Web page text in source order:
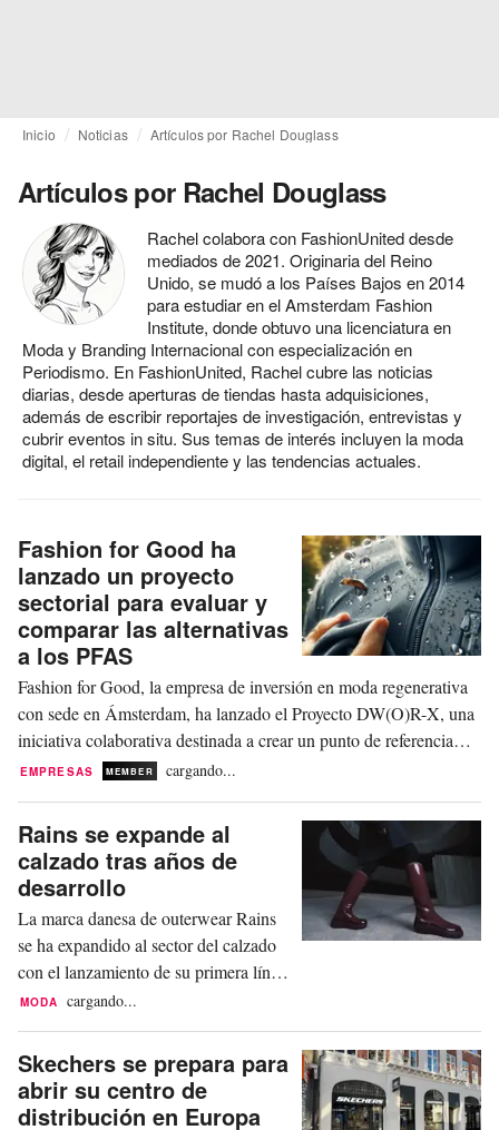
Inicio Noticias Artículos por Rachel Douglass
Artículos por Rachel Douglass
Rachel colabora con FashionUnited desde
mediados de 2021. Originaria del Reino
Unido, se mudó a los Países Bajos en 2014
para estudiar en el Amsterdam Fashion
Institute, donde obtuvo una licenciatura en
Moda y Branding Internacional con especialización en
Periodismo. En FashionUnited, Rachel cubre las noticias
diarias, desde aperturas de tiendas hasta adquisiciones,
además de escribir reportajes de investigación, entrevistas y
cubrir eventos in situ. Sus temas de interés incluyen la moda
digital, el retail independiente y las tendencias actuales.
Fashion for Good ha
lanzado un proyecto
sectorial para evaluar y
comparar las alternativas
a los PFAS
Fashion for Good, la empresa de inversión en moda regenerativa
con sede en Ámsterdam, ha lanzado el Proyecto DW(O)R-X, una
iniciativa colaborativa destinada a crear un punto de referencia
para la industria para los acabados hidrófugos y oleófugos
EMPRESAS MEMBER cargando...
Rains se expande al
calzado tras años de
desarrollo
La marca danesa de outerwear Rains
se ha expandido al sector del calzado
con el lanzamiento de su primera línea
propia, presentando los modelos The
partir del 5 de agosto. Este movimiento
marca el último paso de Rains para
convertirse en una marca de lifestyle
MODA cargando...
Skechers se prepara para
abrir su centro de
distribución en Europa